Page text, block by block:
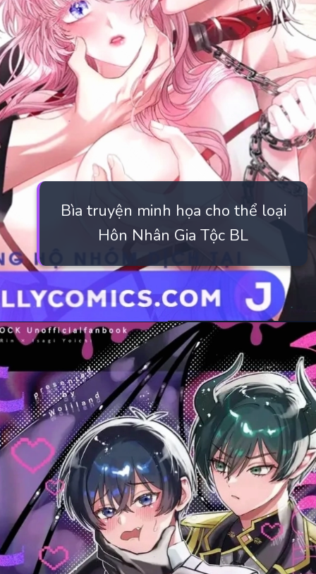
Bìa truyện minh họa cho thể loại
Hôn Nhân Gia Tộc BL
Đang mở